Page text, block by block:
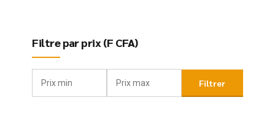
Filtre par prix (F CFA)
Filtrer